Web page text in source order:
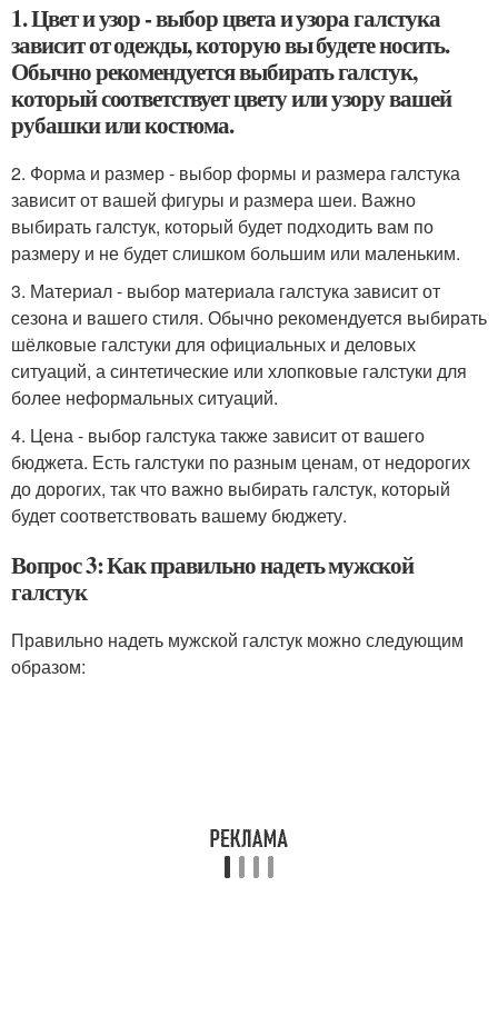
1. Цвет и узор - выбор цвета и узора галстука
зависит от одежды, которую вы будете носить.
Обычно рекомендуется выбирать галстук,
который соответствует цвету или узору вашей
рубашки или костюма.
2. Форма и размер - выбор формы и размера галстука
зависит от вашей фигуры и размера шеи. Важно
выбирать галстук, который будет подходить вам по
размеру и не будет слишком большим или маленьким.
3. Материал - выбор материала галстука зависит от
сезона и вашего стиля. Обычно рекомендуется выбирать
шёлковые галстуки для официальных и деловых
ситуаций, а синтетические или хлопковые галстуки для
более неформальных ситуаций.
4. Цена - выбор галстука также зависит от вашего
бюджета. Есть галстуки по разным ценам, от недорогих
до дорогих, так что важно выбирать галстук, который
будет соответствовать вашему бюджету.
Вопрос 3: Как правильно надеть мужской
галстук
Правильно надеть мужской галстук можно следующим
образом: